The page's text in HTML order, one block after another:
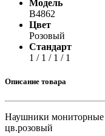
Модель
B4862
Цвет
Розовый
Стандарт
1 / 1 / 1 / 1
Описание товара
Наушники мониторные
цв.розовый